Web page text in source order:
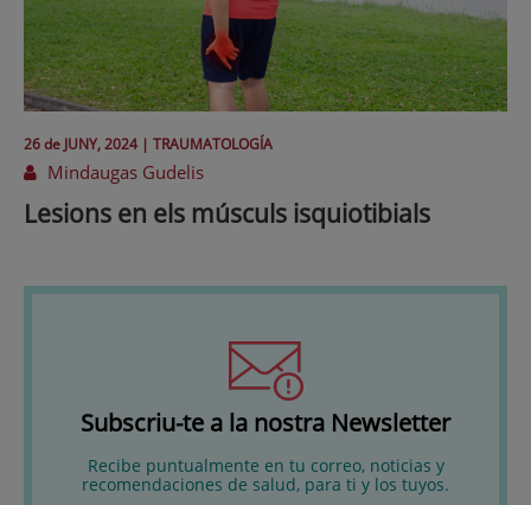
26 de JUNY, 2024 | TRAUMATOLOGÍA
Mindaugas Gudelis
Lesions en els músculs isquiotibials
Subscriu-te a la nostra Newsletter
Recibe puntualmente en tu correo, noticias y
recomendaciones de salud, para ti y los tuyos.